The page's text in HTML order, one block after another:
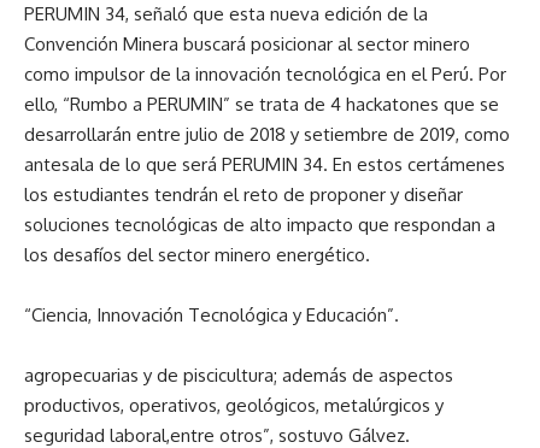
PERUMIN 34, señaló que esta nueva edición de la
Convención Minera buscará posicionar al sector minero
como impulsor de la innovación tecnológica en el Perú. Por
ello, “Rumbo a PERUMIN” se trata de 4 hackatones que se
desarrollarán entre julio de 2018 y setiembre de 2019, como
antesala de lo que será PERUMIN 34. En estos certámenes
los estudiantes tendrán el reto de proponer y diseñar
soluciones tecnológicas de alto impacto que respondan a
los desafíos del sector minero energético.
“Ciencia, Innovación Tecnológica y Educación”.
agropecuarias y de piscicultura; además de aspectos
productivos, operativos, geológicos, metalúrgicos y
seguridad laboral,entre otros”, sostuvo Gálvez.